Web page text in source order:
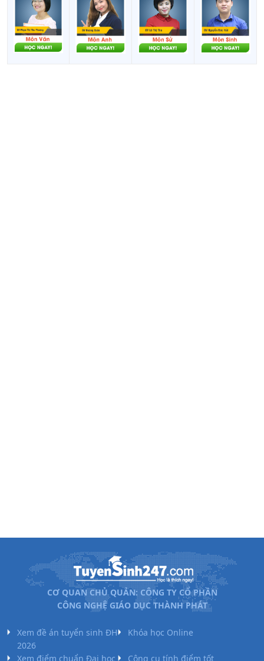
CƠ QUAN CHỦ QUẢN: CÔNG TY CỔ PHẦN
CÔNG NGHỆ GIÁO DỤC THÀNH PHÁT
Xem đề án tuyển sinh ĐH
2026
Khóa học Online
Xem điểm chuẩn Đại học Công cụ tính điểm tốt